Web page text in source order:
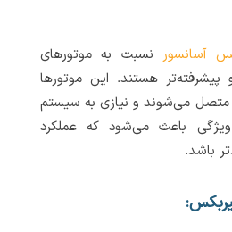
آسانسور نسبت به موتورهای
هستند. این موتورها
می‌شوند و نیازی به سیستم
باعث می‌شود که عملکرد
باشد.